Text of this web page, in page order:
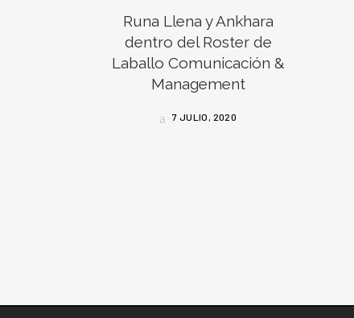
Runa Llena y Ankhara
dentro del Roster de
Laballo Comunicación &
Management
7 JULIO, 2020